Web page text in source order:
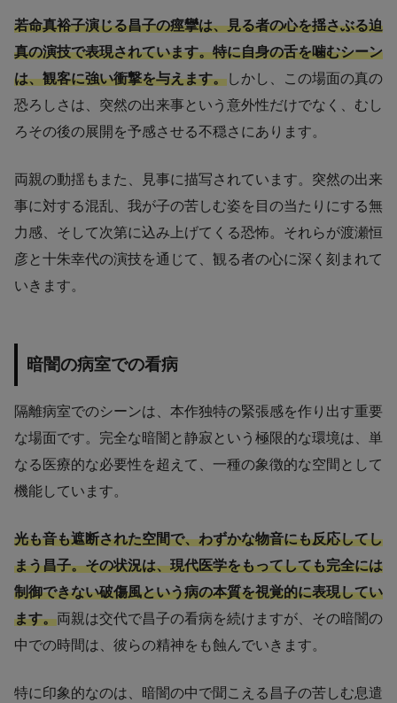
若命真裕子演じる昌子の痙攣は、見る者の心を揺さぶる迫
真の演技で表現されています。特に自身の舌を噛むシーン
は、観客に強い衝撃を与えます。しかし、この場面の真の
恐ろしさは、突然の出来事という意外性だけでなく、むし
ろその後の展開を予感させる不穏さにあります。
両親の動揺もまた、見事に描写されています。突然の出来
事に対する混乱、我が子の苦しむ姿を目の当たりにする無
力感、そして次第に込み上げてくる恐怖。それらが渡瀬恒
彦と十朱幸代の演技を通じて、観る者の心に深く刻まれて
いきます。
暗闇の病室での看病
隔離病室でのシーンは、本作独特の緊張感を作り出す重要
な場面です。完全な暗闇と静寂という極限的な環境は、単
なる医療的な必要性を超えて、一種の象徴的な空間として
機能しています。
光も音も遮断された空間で、わずかな物音にも反応してし
まう昌子。その状況は、現代医学をもってしても完全には
制御できない破傷風という病の本質を視覚的に表現してい
ます。両親は交代で昌子の看病を続けますが、その暗闇の
中での時間は、彼らの精神をも蝕んでいきます。
特に印象的なのは、暗闇の中で聞こえる昌子の苦しむ息遣